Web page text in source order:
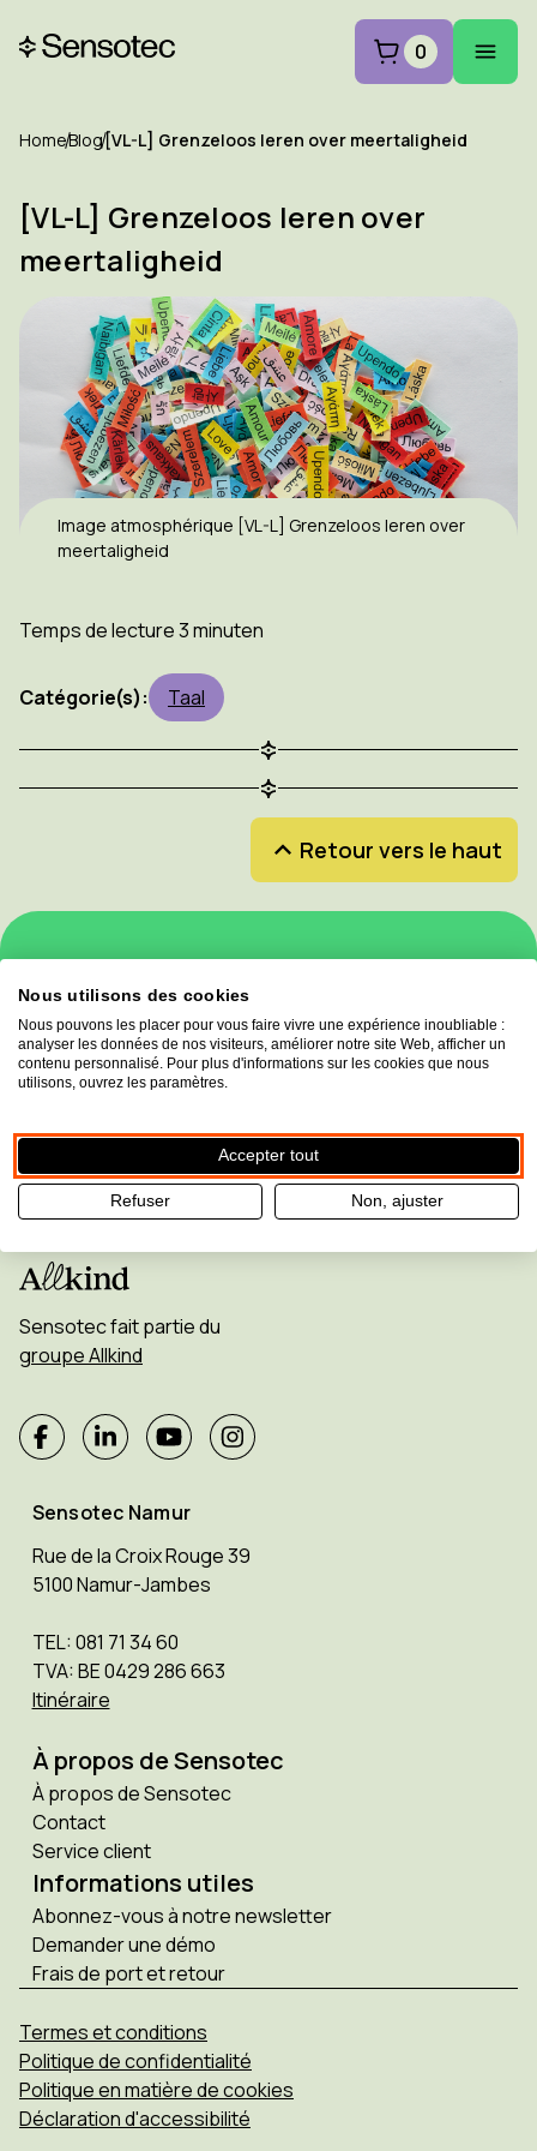
0
HomeBlog[VL-L] Grenzeloos leren over meertaligheid
[VL-L] Grenzeloos leren over
meertaligheid
Image atmosphérique [VL-L] Grenzeloos leren over
meertaligheid
Temps de lecture 3 minuten
Catégorie(s): Taal
Retour vers le haut
manquez aucune mise à jour!
Inscrivez-vous à la newsletter
Sensotec fait partie du
groupe Allkind
Sensotec Namur
Rue de la Croix Rouge 39
5100 Namur-Jambes
TEL: 081 71 34 60
TVA: BE 0429 286 663
Itinéraire
À propos de Sensotec
À propos de Sensotec
Contact
Service client
Informations utiles
Abonnez-vous à notre newsletter
Demander une démo
Frais de port et retour
Termes et conditions
Politique de confidentialité
Politique en matière de cookies
Déclaration d'accessibilité
Nous utilisons des cookies
Nous pouvons les placer pour vous faire vivre une expérience inoubliable :
analyser les données de nos visiteurs, améliorer notre site Web, afficher un
contenu personnalisé. Pour plus d'informations sur les cookies que nous
utilisons, ouvrez les paramètres.
Accepter tout
Refuser Non, ajuster